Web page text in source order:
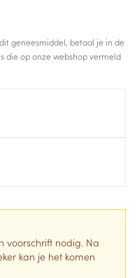
geneesmiddel, betaal je in de
die op onze webshop vermeld
voorschrift nodig. Na
kan je het komen